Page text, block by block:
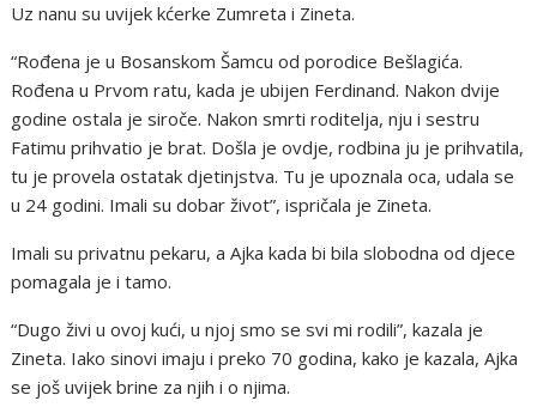
Uz nanu su uvijek kćerke Zumreta i Zineta.
“Rođena je u Bosanskom Šamcu od porodice Bešlagića.
Rođena u Prvom ratu, kada je ubijen Ferdinand. Nakon dvije
godine ostala je siroče. Nakon smrti roditelja, nju i sestru
Fatimu prihvatio je brat. Došla je ovdje, rodbina ju je prihvatila,
tu je provela ostatak djetinjstva. Tu je upoznala oca, udala se
u 24 godini. Imali su dobar život”, ispričala je Zineta.
Imali su privatnu pekaru, a Ajka kada bi bila slobodna od djece
pomagala je i tamo.
“Dugo živi u ovoj kući, u njoj smo se svi mi rodili”, kazala je
Zineta. Iako sinovi imaju i preko 70 godina, kako je kazala, Ajka
se još uvijek brine za njih i o njima.